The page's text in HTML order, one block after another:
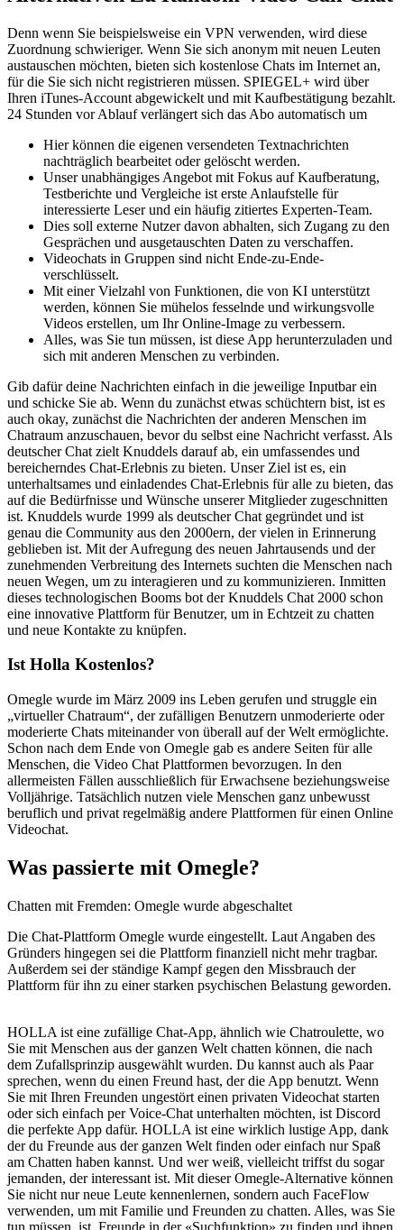
Denn wenn Sie beispielsweise ein VPN verwenden, wird diese
Zuordnung schwieriger. Wenn Sie sich anonym mit neuen Leuten
austauschen möchten, bieten sich kostenlose Chats im Internet an,
für die Sie sich nicht registrieren müssen. SPIEGEL+ wird über
Ihren iTunes-Account abgewickelt und mit Kaufbestätigung bezahlt.
24 Stunden vor Ablauf verlängert sich das Abo automatisch um
Hier können die eigenen versendeten Textnachrichten
nachträglich bearbeitet oder gelöscht werden.
Unser unabhängiges Angebot mit Fokus auf Kaufberatung,
Testberichte und Vergleiche ist erste Anlaufstelle für
interessierte Leser und ein häufig zitiertes Experten-Team.
Dies soll externe Nutzer davon abhalten, sich Zugang zu den
Gesprächen und ausgetauschten Daten zu verschaffen.
Videochats in Gruppen sind nicht Ende-zu-Ende-
verschlüsselt.
Mit einer Vielzahl von Funktionen, die von KI unterstützt
werden, können Sie mühelos fesselnde und wirkungsvolle
Videos erstellen, um Ihr Online-Image zu verbessern.
Alles, was Sie tun müssen, ist diese App herunterzuladen und
sich mit anderen Menschen zu verbinden.
Gib dafür deine Nachrichten einfach in die jeweilige Inputbar ein
und schicke Sie ab. Wenn du zunächst etwas schüchtern bist, ist es
auch okay, zunächst die Nachrichten der anderen Menschen im
Chatraum anzuschauen, bevor du selbst eine Nachricht verfasst. Als
deutscher Chat zielt Knuddels darauf ab, ein umfassendes und
bereicherndes Chat-Erlebnis zu bieten. Unser Ziel ist es, ein
unterhaltsames und einladendes Chat-Erlebnis für alle zu bieten, das
auf die Bedürfnisse und Wünsche unserer Mitglieder zugeschnitten
ist. Knuddels wurde 1999 als deutscher Chat gegründet und ist
genau die Community aus den 2000ern, der vielen in Erinnerung
geblieben ist. Mit der Aufregung des neuen Jahrtausends und der
zunehmenden Verbreitung des Internets suchten die Menschen nach
neuen Wegen, um zu interagieren und zu kommunizieren. Inmitten
dieses technologischen Booms bot der Knuddels Chat 2000 schon
eine innovative Plattform für Benutzer, um in Echtzeit zu chatten
und neue Kontakte zu knüpfen.
Ist Holla Kostenlos?
Omegle wurde im März 2009 ins Leben gerufen und struggle ein
„virtueller Chatraum“, der zufälligen Benutzern unmoderierte oder
moderierte Chats miteinander von überall auf der Welt ermöglichte.
Schon nach dem Ende von Omegle gab es andere Seiten für alle
Menschen, die Video Chat Plattformen bevorzugen. In den
allermeisten Fällen ausschließlich für Erwachsene beziehungsweise
Volljährige. Tatsächlich nutzen viele Menschen ganz unbewusst
beruflich und privat regelmäßig andere Plattformen für einen Online
Videochat.
Was passierte mit Omegle?
Chatten mit Fremden: Omegle wurde abgeschaltet
Die Chat-Plattform Omegle wurde eingestellt. Laut Angaben des
Gründers hingegen sei die Plattform finanziell nicht mehr tragbar.
Außerdem sei der ständige Kampf gegen den Missbrauch der
Plattform für ihn zu einer starken psychischen Belastung geworden.
HOLLA ist eine zufällige Chat-App, ähnlich wie Chatroulette, wo
Sie mit Menschen aus der ganzen Welt chatten können, die nach
dem Zufallsprinzip ausgewählt wurden. Du kannst auch als Paar
sprechen, wenn du einen Freund hast, der die App benutzt. Wenn
Sie mit Ihren Freunden ungestört einen privaten Videochat starten
oder sich einfach per Voice-Chat unterhalten möchten, ist Discord
die perfekte App dafür. HOLLA ist eine wirklich lustige App, dank
der du Freunde aus der ganzen Welt finden oder einfach nur Spaß
am Chatten haben kannst. Und wer weiß, vielleicht triffst du sogar
jemanden, der interessant ist. Mit dieser Omegle-Alternative können
Sie nicht nur neue Leute kennenlernen, sondern auch FaceFlow
verwenden, um mit Familie und Freunden zu chatten. Alles, was Sie
tun müssen, ist, Freunde in der «Suchfunktion» zu finden und ihnen